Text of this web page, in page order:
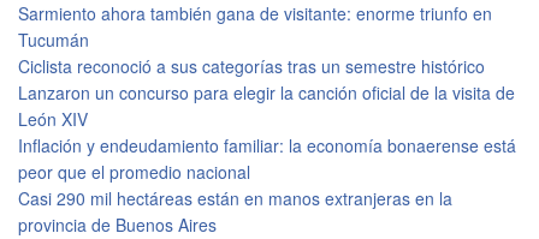
Sarmiento ahora también gana de visitante: enorme triunfo en
Tucumán
Ciclista reconoció a sus categorías tras un semestre histórico
Lanzaron un concurso para elegir la canción oficial de la visita de
León XIV
Inflación y endeudamiento familiar: la economía bonaerense está
peor que el promedio nacional
Casi 290 mil hectáreas están en manos extranjeras en la
provincia de Buenos Aires